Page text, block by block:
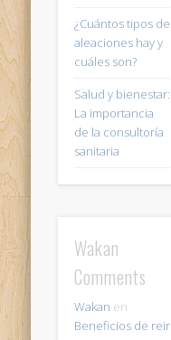
¿Cuántos tipos de
aleaciones hay y
cuáles son?
Salud y bienestar:
La importancia
de la consultoría
sanitaria
Wakan
Comments
Wakan en
Beneficios de reir